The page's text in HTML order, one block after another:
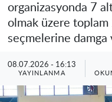
organizasyonda 7
olmak üzere toplam
seçmelerine damga
08.07.2026 - 16:13
YAYINLANMA
Soma
Son Dakika